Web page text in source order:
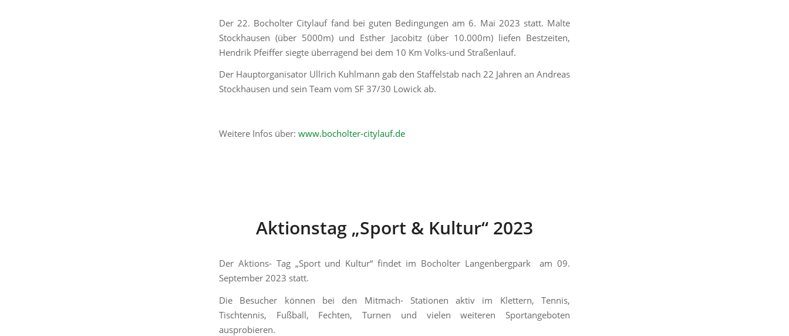
Der 22. Bocholter Citylauf fand bei guten Bedingungen am 6. Mai 2023 statt. Malte
Stockhausen (über 5000m) und Esther Jacobitz (über 10.000m) liefen Bestzeiten,
Hendrik Pfeiffer siegte überragend bei dem 10 Km Volks-und Straßenlauf.
Der Hauptorganisator Ullrich Kuhlmann gab den Staffelstab nach 22 Jahren an Andreas
Stockhausen und sein Team vom SF 37/30 Lowick ab.
Weitere Infos über: www.bocholter-citylauf.de
Aktionstag „Sport & Kultur“ 2023
Der Aktions- Tag „Sport und Kultur“ findet im Bocholter Langenbergpark am 09.
September 2023 statt.
Die Besucher können bei den Mitmach- Stationen aktiv im Klettern, Tennis,
Tischtennis, Fußball, Fechten, Turnen und vielen weiteren Sportangeboten
ausprobieren.